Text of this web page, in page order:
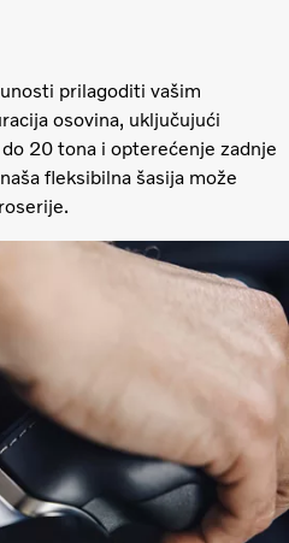
prilagoditi vašim
osovina, uključujući
20 tona i opterećenje zadnje
fleksibilna šasija može